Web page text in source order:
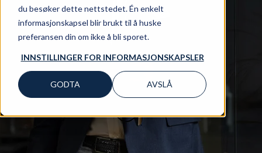
du besøker dette nettstedet. Én enkelt
informasjonskapsel blir brukt til å huske
preferansen din om ikke å bli sporet.
INNSTILLINGER FOR INFORMASJONSKAPSLER
GODTA AVSLÅ